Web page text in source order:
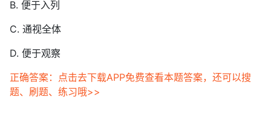
B. 便于入列
C. 通视全体
D. 便于观察
正确答案：点击去下载APP免费查看本题答案，还可以搜
题、刷题、练习哦>>